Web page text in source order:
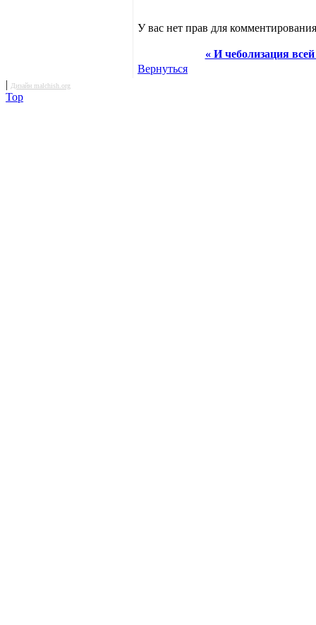
У вас нет прав для
« И чеболизация
Вернуться
| Дизайн malchish.org
Top